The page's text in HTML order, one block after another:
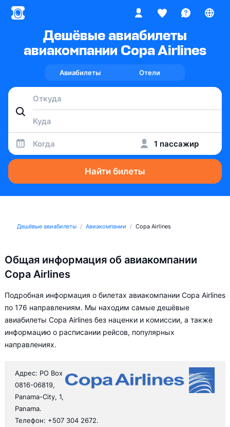
Дешёвые авиабилеты
авиакомпании Copa Airlines
Авиабилеты Отели
Когда 1 пассажир
Найти билеты
Дешёвые авиабилеты Авиакомпании Copa Airlines
Общая информация об авиакомпании
Copa Airlines
Подробная информация о билетах авиакомпании Copa Airlines
по 176 направлениям. Мы находим самые дешёвые
авиабилеты Copa Airlines без наценки и комиссии, а также
информацию о расписании рейсов, популярных
направлениях.
Адрес: PO Box
0816-06819,
Panama-City, 1,
Panama.
Телефон: +507 304 2672.